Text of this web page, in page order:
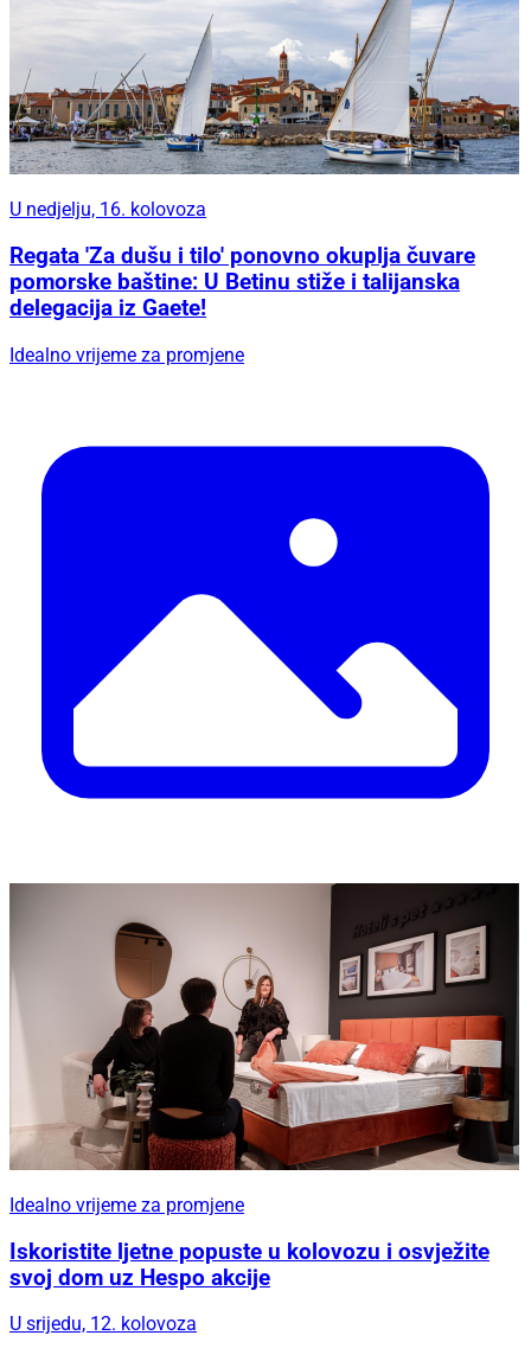
U nedjelju, 16. kolovoza
Regata 'Za dušu i tilo' ponovno okuplja čuvare
pomorske baštine: U Betinu stiže i talijanska
delegacija iz Gaete!
Idealno vrijeme za promjene
Idealno vrijeme za promjene
Iskoristite ljetne popuste u kolovozu i osvježite
svoj dom uz Hespo akcije
U srijedu, 12. kolovoza